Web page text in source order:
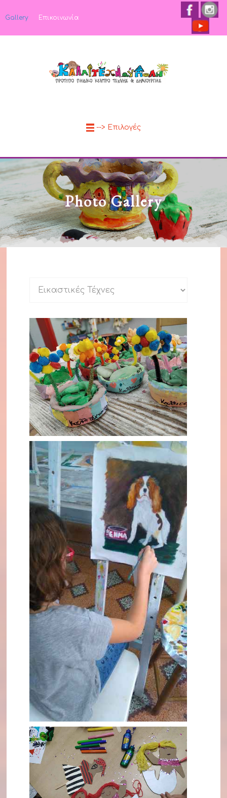
Gallery Επικοινωνία
--> Επιλογές
Photo Gallery